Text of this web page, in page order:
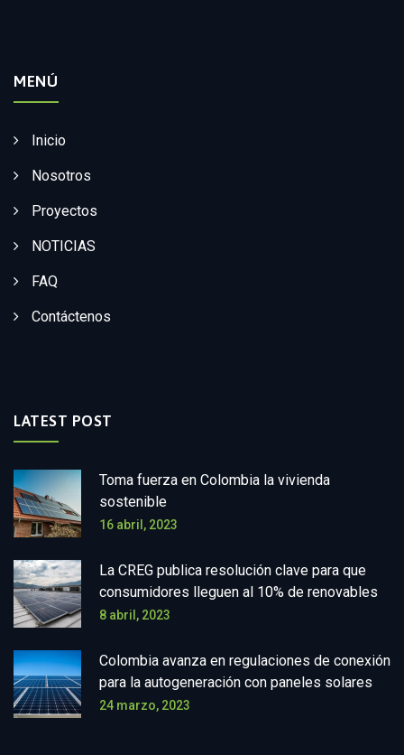
MENÚ
Inicio
Nosotros
Proyectos
NOTICIAS
FAQ
Contáctenos
LATEST POST
Toma fuerza en Colombia la vivienda
sostenible
16 abril, 2023
La CREG publica resolución clave para que
consumidores lleguen al 10% de renovables
8 abril, 2023
Colombia avanza en regulaciones de conexión
para la autogeneración con paneles solares
24 marzo, 2023